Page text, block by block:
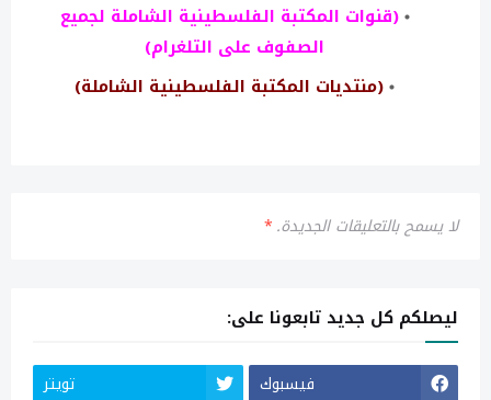
(قنوات المكتبة الفلسطينية الشاملة لجميع
الصفوف على التلغرام)
(منتديات المكتبة الفلسطينية الشاملة)
لا يسمح بالتعليقات الجديدة.*
ليصلكم كل جديد تابعونا على:
فيسبوك
تويتر